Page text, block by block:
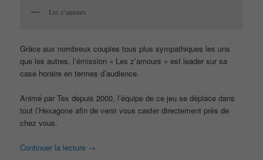
Les z’amours
Grâce aux nombreux couples tous plus sympathiques les uns
que les autres, l’émission « Les z’amours » est leader sur sa
case horaire en termes d’audience.
Animé par Tex depuis 2000, l’équipe de ce jeu se déplace dans
tout l’Hexagone afin de venir vous caster directement près de
chez vous.
Continuer la lecture →